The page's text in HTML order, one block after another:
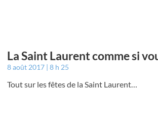
La Saint Laurent comme si
8 août 2017 8 h 25
Tout sur les fêtes de la Saint Laurent…